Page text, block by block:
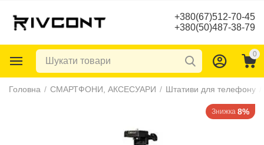
+380(67)512-70-45
+380(50)487-38-79
0
Головна / СМАРТФОНИ, АКСЕСУАРИ / Штативи для телефону
Знижка 8%